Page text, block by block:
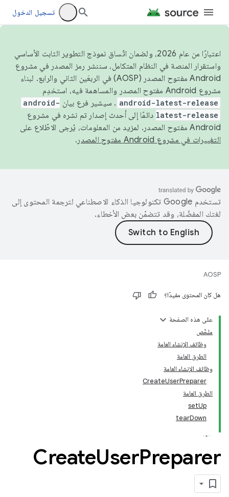
تسجيل الدخول
اعتبارًا من عام 2026، ولضمان اتّساق نموذج التطوير الثابت الأساسي
واستقرار المنصة في النظام المتكامل، سننشر رمز المصدر في مشروع
Android مفتوح المصدر (AOSP) في الربعَين الثاني والرابع. لبناء
مشروع Android مفتوح المصدر والمساهمة فيه، استخدِم
android-latest-release . سيشير فرع بيان android-
latest-release دائمًا إلى أحدث إصدار تم نشره في مشروع
Android مفتوح المصدر. لمزيد من المعلومات، يُرجى الاطّلاع على
التغييرات في مشروع Android مفتوح المصدر
.
تستخدم Google تكنولوجيا الذكاء الاصطناعي لترجمة المحتوى إلى
لغتك المفضّلة، وقد تتضمّن بعض الأخطاء.
AOSP
هل كان المحتوى مفيدًا؟
على هذه الصفحة
ملخّص
وظائف الإنشاء العامة
الطرق العامة
وظائف الإنشاء العامة
CreateUserPreparer
الطرق العامة
setUp
tearDown
CreateUserPreparer